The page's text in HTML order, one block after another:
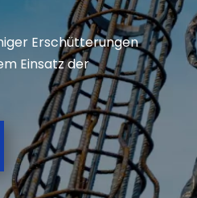
Erschütterungen
Einsatz der